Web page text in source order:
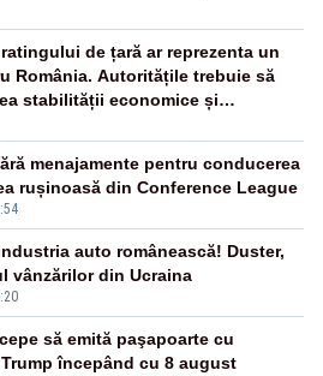
pentru vaccinurile Pfizer!”
de țară ar reprezenta un
România. Autoritățile trebuie să
stabilității economice și
menajamente pentru conducerea
rușinoasă din Conference League
auto românească! Duster,
vânzărilor din Ucraina
să emită paşapoarte cu
începând cu 8 august